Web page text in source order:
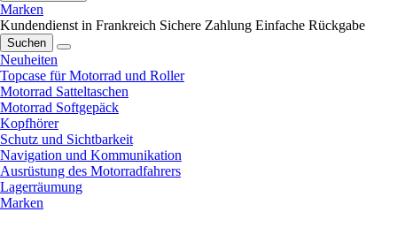
Marken
Kundendienst in Frankreich Sichere Zahlung Einfache Rückgabe
Suchen
Neuheiten
Topcase für Motorrad und Roller
Motorrad Satteltaschen
Motorrad Softgepäck
Kopfhörer
Schutz und Sichtbarkeit
Navigation und Kommunikation
Ausrüstung des Motorradfahrers
Lagerräumung
Marken